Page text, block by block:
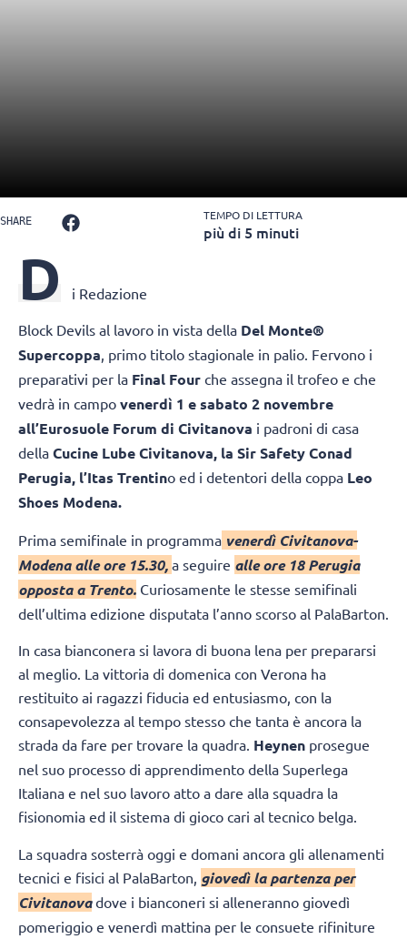
SHARE TEMPO DI LETTURA
più di 5 minuti
D i Redazione
Block Devils al lavoro in vista della Del Monte®
Supercoppa, primo titolo stagionale in palio. Fervono i
preparativi per la Final Four che assegna il trofeo e che
vedrà in campo venerdì 1 e sabato 2 novembre
all’Eurosuole Forum di Civitanova i padroni di casa
della Cucine Lube Civitanova, la Sir Safety Conad
Perugia, l’Itas Trentino ed i detentori della coppa Leo
Shoes Modena.
Prima semifinale in programma venerdì Civitanova-
Modena alle ore 15.30, a seguire alle ore 18 Perugia
opposta a Trento. Curiosamente le stesse semifinali
dell’ultima edizione disputata l’anno scorso al PalaBarton.
In casa bianconera si lavora di buona lena per prepararsi
al meglio. La vittoria di domenica con Verona ha
restituito ai ragazzi fiducia ed entusiasmo, con la
consapevolezza al tempo stesso che tanta è ancora la
strada da fare per trovare la quadra. Heynen prosegue
nel suo processo di apprendimento della Superlega
Italiana e nel suo lavoro atto a dare alla squadra la
fisionomia ed il sistema di gioco cari al tecnico belga.
La squadra sosterrà oggi e domani ancora gli allenamenti
tecnici e fisici al PalaBarton, giovedì la partenza per
Civitanovadove i bianconeri si alleneranno giovedì
pomeriggio e venerdì mattina per le consuete rifiniture